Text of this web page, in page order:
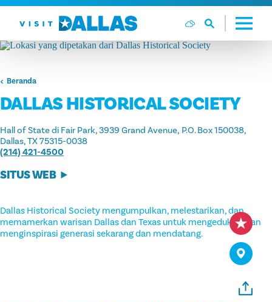
Langsung ke isi
Beranda
DALLAS HISTORICAL SOCIETY
Hall of State di Fair Park, 3939 Grand Avenue P.O. Box 150038
Dallas, TX 75315-0038
(214) 421-4500
SITUS WEB
Dallas Historical Society mengumpulkan, melestarikan, dan
memamerkan warisan Dallas dan Texas untuk mengedukasi dan
menginspirasi generasi sekarang dan mendatang.